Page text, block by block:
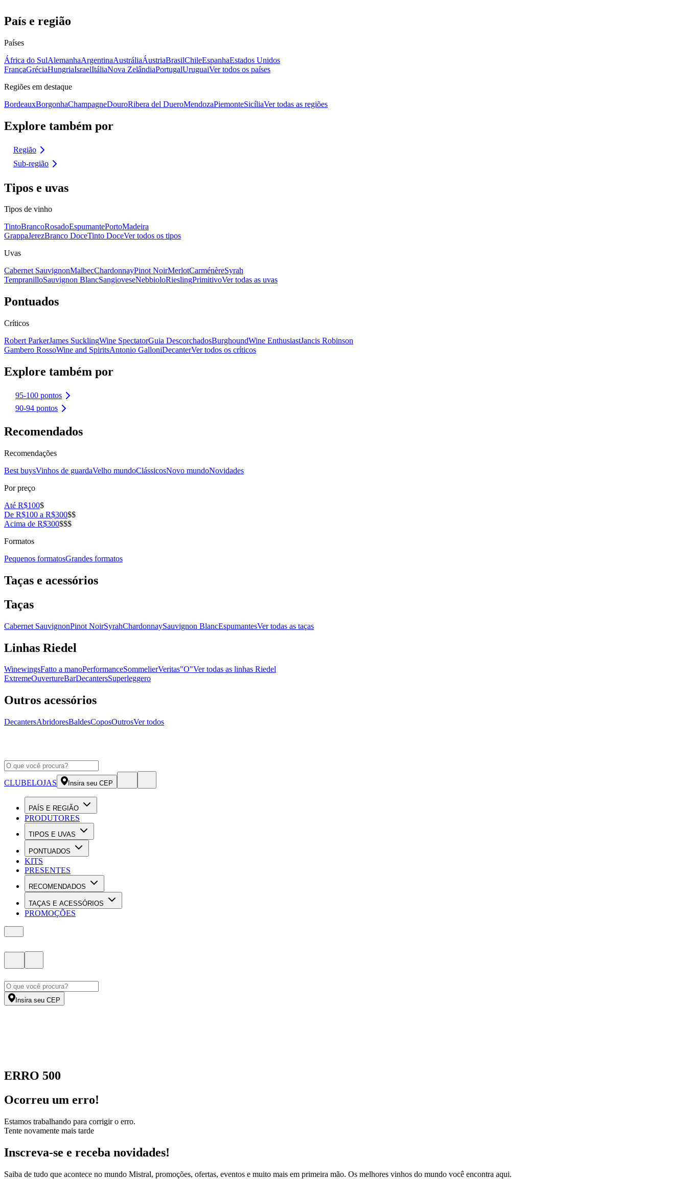
País e região
Países
África do SulAlemanhaArgentinaAustráliaÁustriaBrasilChileEspanhaEstados Unidos
FrançaGréciaHungriaIsraelItáliaNova ZelândiaPortugalUruguaiVer todos os países
Regiões em destaque
BordeauxBorgonhaChampagneDouroRibera del DueroMendozaPiemonteSicíliaVer todas as regiões
Explore também por
Região
Sub-região
Tipos e uvas
Tipos de vinho
TintoBrancoRosadoEspumantePortoMadeira
GrappaJerezBranco DoceTinto DoceVer todos os tipos
Uvas
Cabernet SauvignonMalbecChardonnayPinot NoirMerlotCarménèreSyrah
TempranilloSauvignon BlancSangioveseNebbioloRieslingPrimitivoVer todas as uvas
Pontuados
Críticos
Robert ParkerJames SucklingWine SpectatorGuia DescorchadosBurghoundWine EnthusiastJancis Robinson
Gambero RossoWine and SpiritsAntonio GalloniDecanterVer todos os críticos
Explore também por
95-100 pontos
90-94 pontos
Recomendados
Recomendações
Best buysVinhos de guardaVelho mundoClássicosNovo mundoNovidades
Por preço
Até R$100$
De R$100 a R$300$$
Acima de R$300$$$
Formatos
Pequenos formatosGrandes formatos
Taças e acessórios
Taças
Cabernet SauvignonPinot NoirSyrahChardonnaySauvignon BlancEspumantesVer todas as taças
Linhas Riedel
WinewingsFatto a manoPerformanceSommelierVeritas"O"Ver todas as linhas Riedel
ExtremeOuvertureBarDecantersSuperleggero
Outros acessórios
DecantersAbridoresBaldesCoposOutrosVer todos
CLUBELOJAS Insira seu CEP
PAÍS E REGIÃO
PRODUTORES
TIPOS E UVAS
PONTUADOS
KITS
PRESENTES
RECOMENDADOS
TAÇAS E ACESSÓRIOS
PROMOÇÕES
Insira seu CEP
ERRO 500
Ocorreu um erro!
Estamos trabalhando para corrigir o erro.
Tente novamente mais tarde
Inscreva-se e receba novidades!
Saiba de tudo que acontece no mundo Mistral, promoções, ofertas, eventos e muito mais em primeira mão. Os melhores vinhos do mundo você encontra aqui.